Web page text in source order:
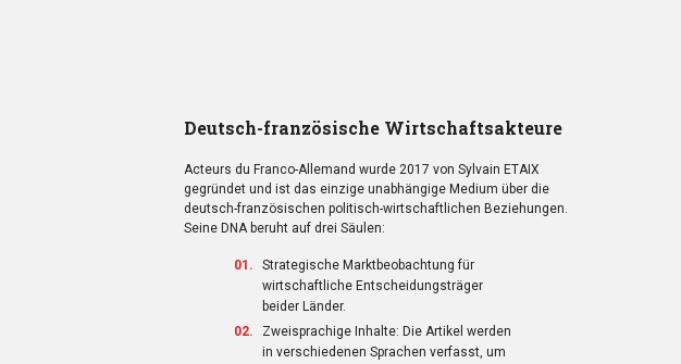
Deutsch-französische Wirtschaftsakteure
Acteurs du Franco-Allemand wurde 2017 von Sylvain ETAIX
gegründet und ist das einzige unabhängige Medium über die
deutsch-französischen politisch-wirtschaftlichen Beziehungen.
Seine DNA beruht auf drei Säulen:
Strategische Marktbeobachtung für
wirtschaftliche Entscheidungsträger
beider Länder.
Zweisprachige Inhalte: Die Artikel werden
in verschiedenen Sprachen verfasst, um